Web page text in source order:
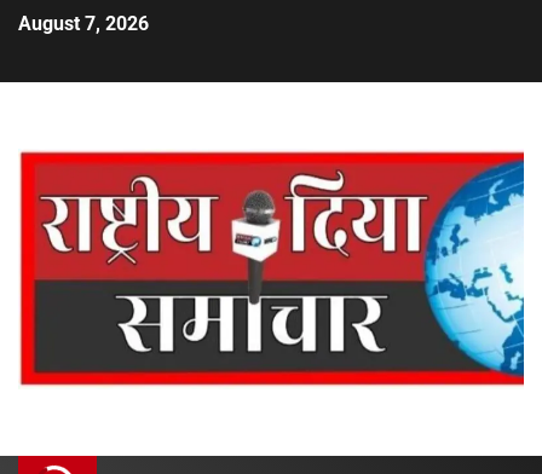
August 7, 2026